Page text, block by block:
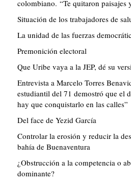
colombiano. “Te quitaron
Situación de los trabajadores de
La unidad de las fuerzas
Premonición electoral
Que Uribe vaya a la JEP, dé su
Entrevista a Marcelo Torres
estudiantil del 71 demostró que el
hay que conquistarlo en las calles”
Del face de Yezid García
Controlar la erosión y reducir la
bahía de Buenaventura
¿Obstrucción a la competencia o
dominante?